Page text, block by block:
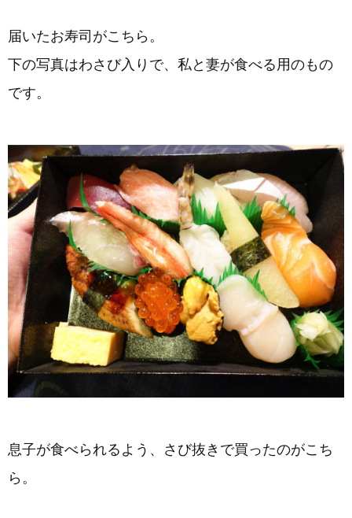
届いたお寿司がこちら。
下の写真はわさび入りで、私と妻が食べる用のもの
です。
息子が食べられるよう、さび抜きで買ったのがこち
ら。